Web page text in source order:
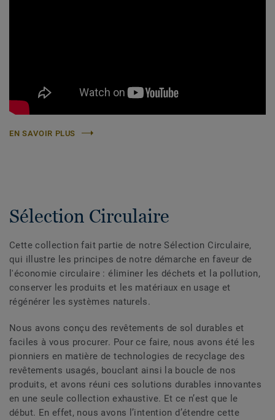
EN SAVOIR PLUS
Sélection Circulaire
Cette collection fait partie de notre Sélection Circulaire,
qui illustre les principes de notre démarche en faveur de
l'économie circulaire : éliminer les déchets et la pollution,
conserver les produits et les matériaux en usage et
régénérer les systèmes naturels.
Nous avons conçu des revêtements de sol durables et
faciles à vous procurer. Pour ce faire, nous avons été les
pionniers en matière de technologies de recyclage des
revêtements usagés, bouclant ainsi la boucle de nos
produits, et avons réuni ces solutions durables innovantes
en une seule collection exhaustive. Et ce n’est que le
début. En effet, nous avons l’intention d’étendre cette